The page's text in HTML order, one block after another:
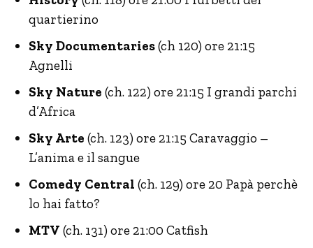
quartierino
Sky Documentaries(ch 120) ore 21:15
Agnelli
Sky Nature (ch. 122) ore 21:15 I grandi parchi
d’Africa
Sky Arte (ch. 123) ore 21:15 Caravaggio –
L’anima e il sangue
Comedy Central (ch. 129) ore 20 Papà perchè
lo hai fatto?
MTV (ch. 131) ore 21:00 Catfish